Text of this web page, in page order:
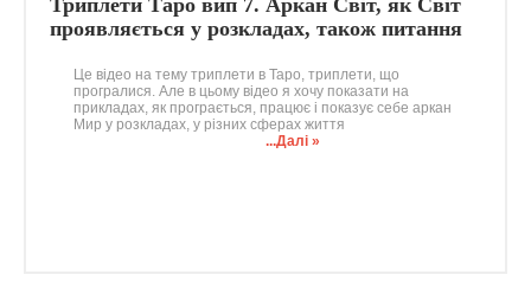
Триплети Таро вип 7. Аркан Світ, як Світ
проявляється у розкладах, також питання
Це відео на тему триплети в Таро, триплети, що
програлися. Але в цьому відео я хочу показати на
прикладах, як програється, працює і показує себе аркан
Мир у розкладах, у різних сферах життя
...Далі »